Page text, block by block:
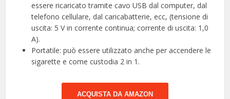
essere ricaricato tramite cavo USB dal computer, dal
telefono cellulare, dal caricabatterie, ecc, (tensione di
uscita: 5 V in corrente continua; corrente di uscita: 1,0
A).
Portatile: può essere utilizzato anche per accendere le
sigarette e come custodia 2 in 1.
ACQUISTA DA AMAZON